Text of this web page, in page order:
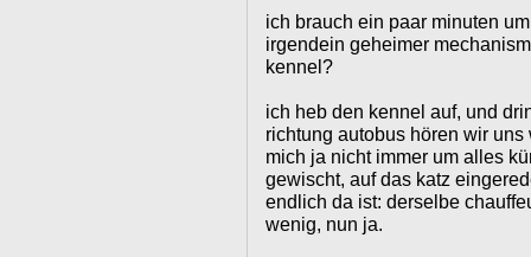
ich brauch ein paar minuten
irgendein geheimer
kennel?
ich heb den kennel auf, und
richtung autobus hören wir
mich ja nicht immer um alles
gewischt, auf das katz
endlich da ist: derselbe
wenig, nun ja.